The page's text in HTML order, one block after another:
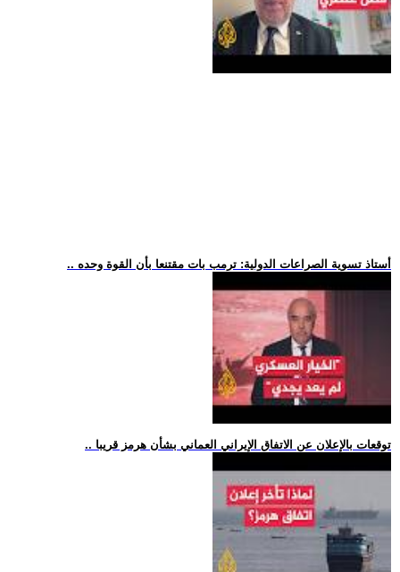
.. أستاذ تسوية الصراعات الدولية: ترمب بات مقتنعا بأن القوة وحده
.. توقعات بالإعلان عن الاتفاق الإيراني العماني بشأن هرمز قريبا